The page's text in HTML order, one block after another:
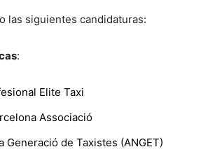
las siguientes candidaturas:
:
Elite Taxi
Associació
Generació de Taxistes (ANGET)